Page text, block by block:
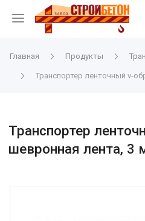
Главная Продукты
Транспортер ленточный v-
Транспортер
шевронная лента, 3